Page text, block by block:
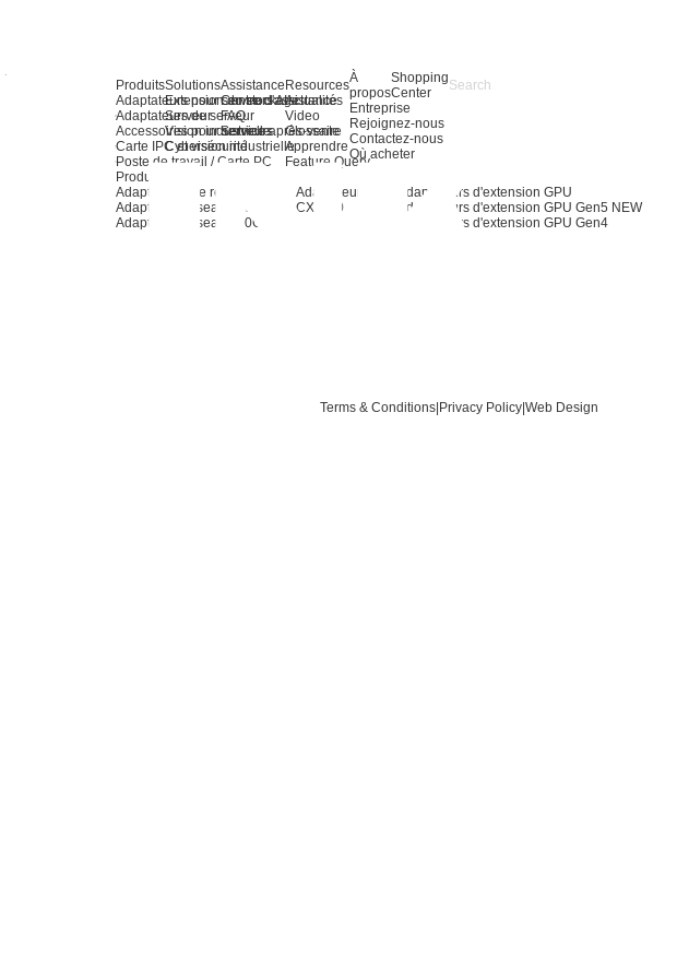
Produits
Adaptateurs pour serveurs AI
Adaptateurs de serveur
Accessoires pour serveurs
Carte IPC et vision industrielle
Poste de travail / Carte PC
Produits EOL
Adaptateurs de réseau AI
Adaptateur réseau 400G
Adaptateur réseau 200G
Adaptateurs CXL
CXL 2.0
Adaptateurs d'extension GPU
Adaptateurs d'extension GPU Gen5 NEW
Adaptateurs d'extension GPU Gen4
Solutions
Extension du stockage
Serveur
Vision industrielle
Cybersécurité
Assistance
Centre d'assistance
FAQ
Service après-vente
Resources
Actualités
Video
Glossaire
Apprendre
Feature Query
À
propos
Entreprise
Rejoignez-nous
Contactez-nous
Où acheter
Shopping
Center
Terms & Conditions|Privacy Policy|Web Design